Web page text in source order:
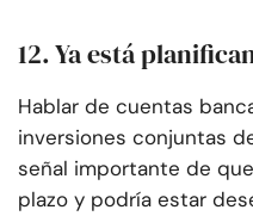
12. Ya está
Hablar de cuentas
inversiones conjuntas
señal importante de
plazo y podría estar